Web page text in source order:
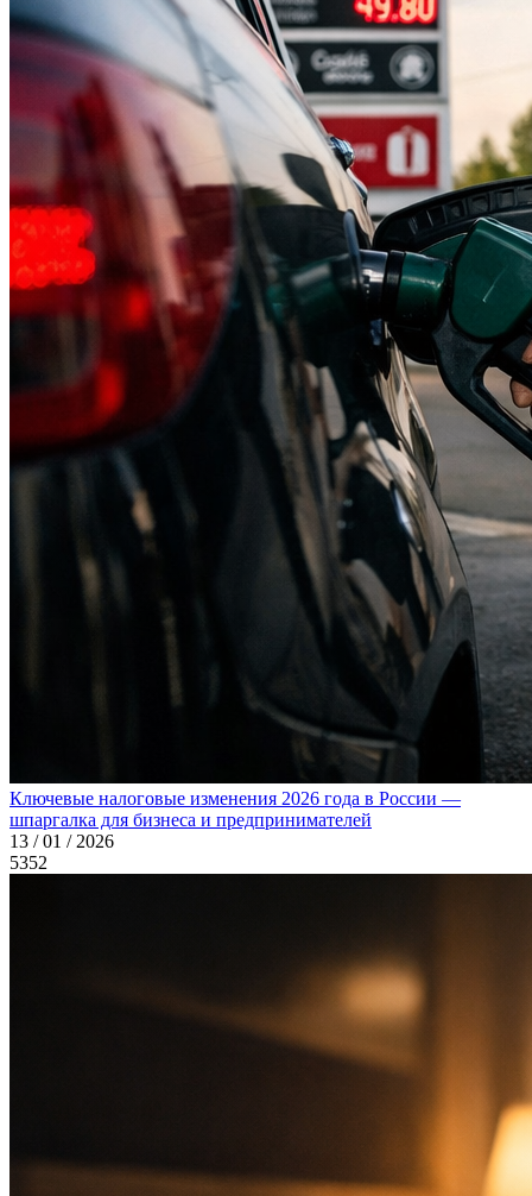
Ключевые налоговые изменения 2026 года в России —
шпаргалка для бизнеса и предпринимателей
13 / 01 / 2026
5352